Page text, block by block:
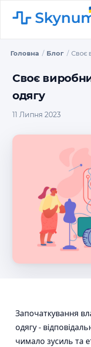
Головна Блог Своє
Своє
одягу
11 Липня 2023
Започаткування
одягу -
чимало зусиль та